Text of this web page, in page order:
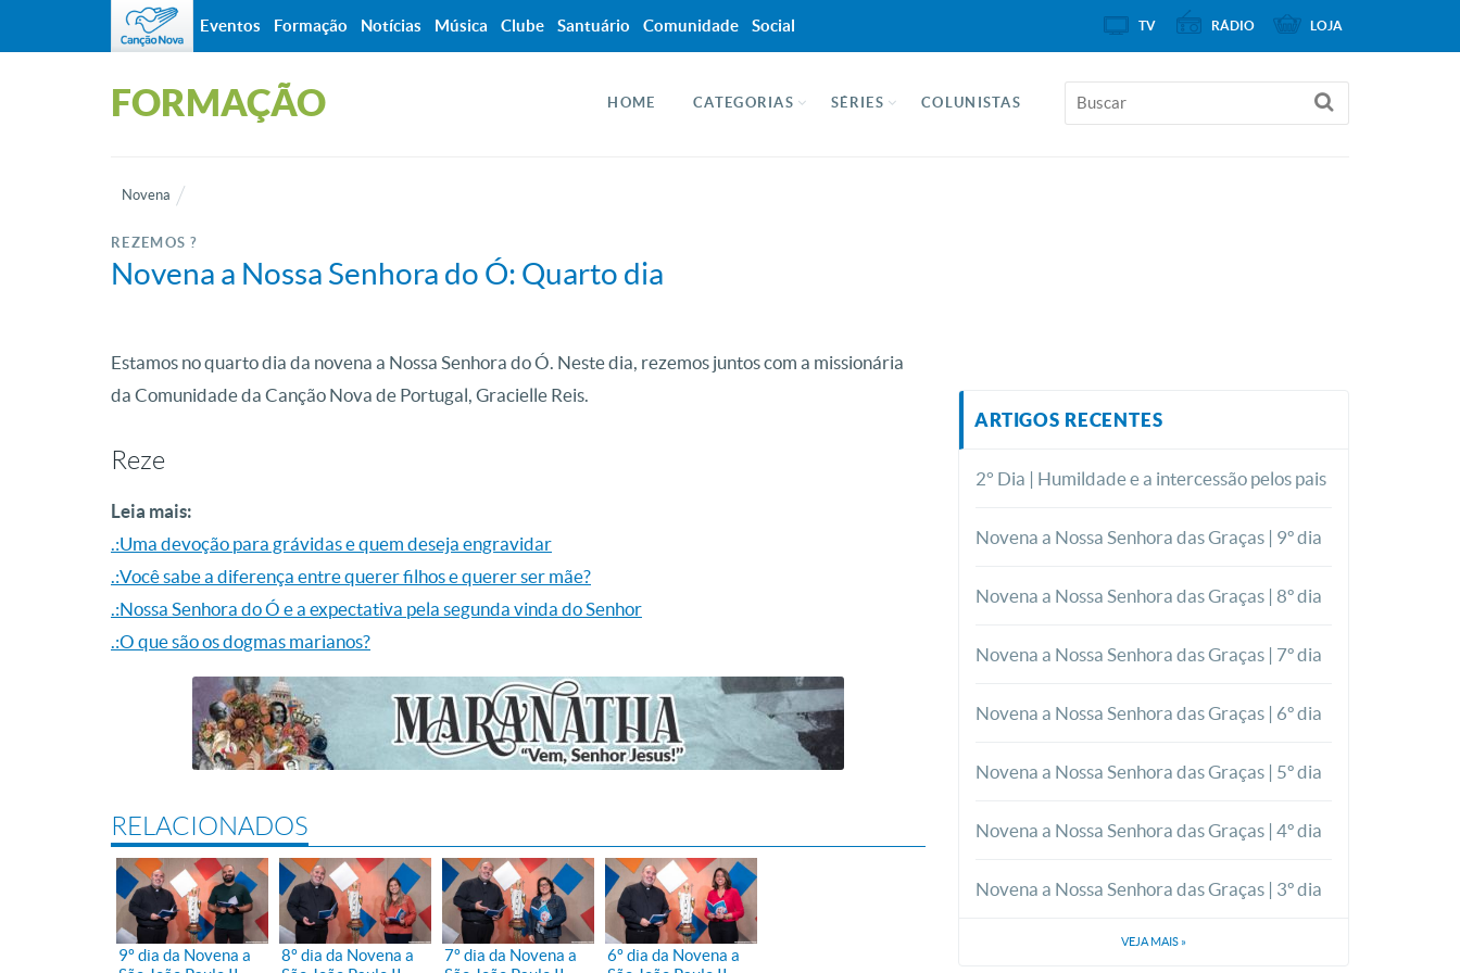
FORMAÇÃO HOME CATEGORIAS SÉRIES COLUNISTAS
Novena
REZEMOS ?
Novena a Nossa Senhora do Ó: Quarto dia
Estamos no quarto dia da novena a Nossa Senhora do Ó. Neste dia, rezemos juntos com a missionária
da Comunidade da Canção Nova de Portugal, Gracielle Reis.
Reze
Leia mais:
.:Uma devoção para grávidas e quem deseja engravidar
.:Você sabe a diferença entre querer filhos e querer ser mãe?
.:Nossa Senhora do Ó e a expectativa pela segunda vinda do Senhor
.:O que são os dogmas marianos?
RELACIONADOS
9º dia da Novena a
8º dia da Novena a
7º dia da Novena a
6º dia da Novena a
ARTIGOS RECENTES
2° Dia | Humildade e a intercessão pelos pais
Novena a Nossa Senhora das Graças | 9º dia
Novena a Nossa Senhora das Graças | 8º dia
Novena a Nossa Senhora das Graças | 7º dia
Novena a Nossa Senhora das Graças | 6º dia
Novena a Nossa Senhora das Graças | 5º dia
Novena a Nossa Senhora das Graças | 4º dia
Novena a Nossa Senhora das Graças | 3º dia
VEJA MAIS »
Eventos Formação Notícias Música Clube Santuário Comunidade Social TV RÁDIO LOJA